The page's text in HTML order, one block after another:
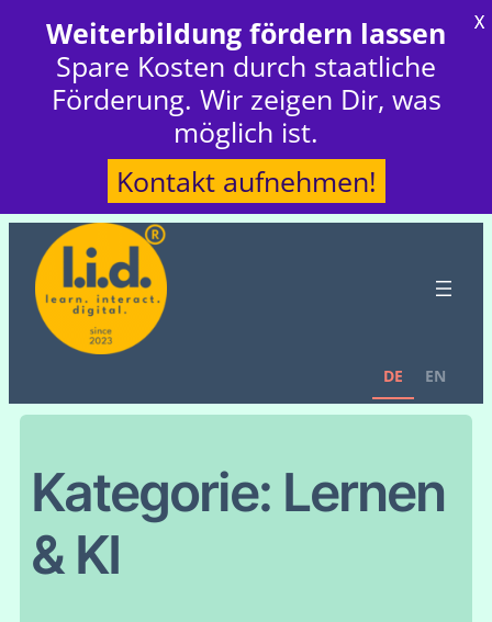
DE EN
Kategorie: Lernen
& KI
Weiterbildung fördern lassen
Spare Kosten durch staatliche
Förderung. Wir zeigen Dir, was
möglich ist.
Kontakt aufnehmen!
X